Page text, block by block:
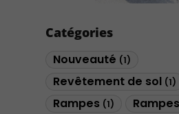
Catégories
Nouveauté (1)
Revêtement de sol (1)
Rampes (1)